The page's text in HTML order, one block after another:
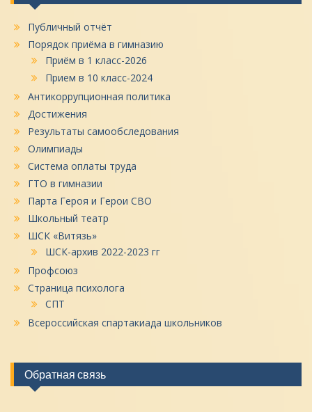
Публичный отчёт
Порядок приёма в гимназию
Приём в 1 класс-2026
Прием в 10 класс-2024
Антикоррупционная политика
Достижения
Результаты самообследования
Олимпиады
Система оплаты труда
ГТО в гимназии
Парта Героя и Герои СВО
Школьный театр
ШСК «Витязь»
ШСК-архив 2022-2023 гг
Профсоюз
Страница психолога
СПТ
Всероссийская спартакиада школьников
Обратная связь